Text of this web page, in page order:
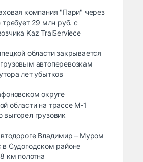
компания "Пари" через
требует 29 млн руб. с
Kaz TralServiece
области закрывается
автоперевозкам
лет убытков
округе
области на трассе М-1
выгорел грузовик
Владимир – Муром
в Судогодском районе
км полотна